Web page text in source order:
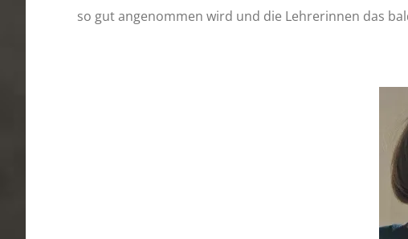
so gut angenommen wird und die Lehrerinnen das